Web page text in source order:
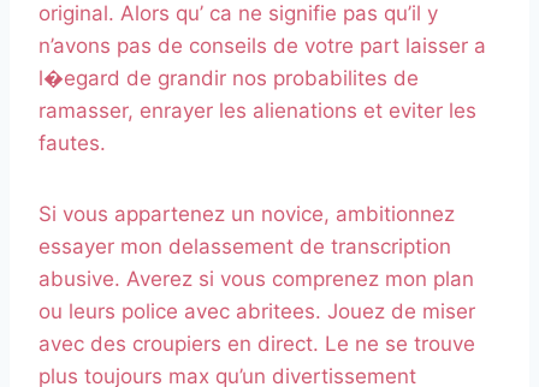
original. Alors qu’ ca ne signifie pas qu’il y
n’avons pas de conseils de votre part laisser a
l�egard de grandir nos probabilites de
ramasser, enrayer les alienations et eviter les
fautes.
Si vous appartenez un novice, ambitionnez
essayer mon delassement de transcription
abusive. Averez si vous comprenez mon plan
ou leurs police avec abritees. Jouez de miser
avec des croupiers en direct. Le ne se trouve
plus toujours max qu’un divertissement